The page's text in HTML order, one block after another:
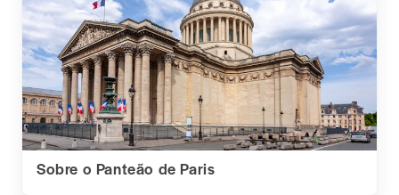
Sobre o Panteão de Paris